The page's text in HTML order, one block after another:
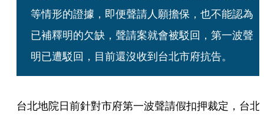
等情形的證據，即便聲請人願擔保，也不能認為
已補釋明的欠缺，聲請案就會被駁回，第一波聲
明已遭駁回，目前還沒收到台北市府抗告。
台北地院日前針對市府第一波聲請假扣押裁定，台北